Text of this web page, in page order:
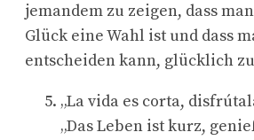
jemandem zu zeigen, dass
Glück eine Wahl ist und dass
entscheiden kann, glücklich
„La vida es corta,
„Das Leben ist kurz,